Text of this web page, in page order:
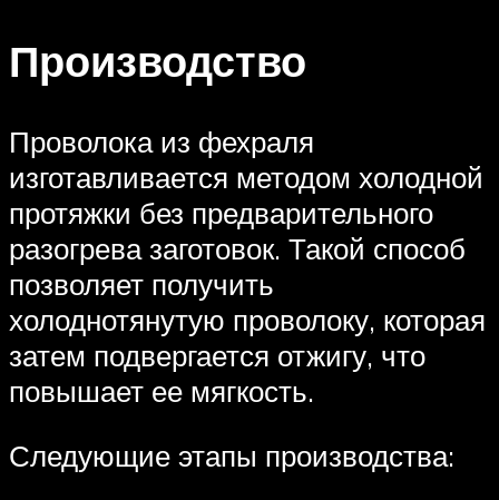
Производство
Проволока из фехраля
изготавливается методом холодной
протяжки без предварительного
разогрева заготовок. Такой способ
позволяет получить
холоднотянутую проволоку, которая
затем подвергается отжигу, что
повышает ее мягкость.
Следующие этапы производства: